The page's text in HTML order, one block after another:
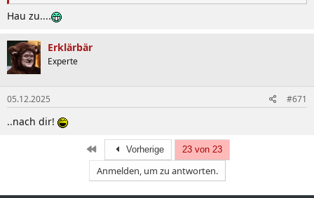
Hau zu....
Erklärbär
Experte
05.12.2025 #671
..nach dir!
Erste Vorherige 23 von 23
Anmelden, um zu antworten.